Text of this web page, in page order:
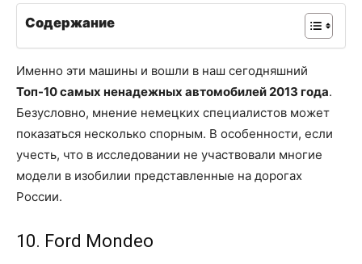
Содержание
Именно эти машины и вошли в наш сегодняшний
Топ-10 самых ненадежных автомобилей 2013 года.
Безусловно, мнение немецких специалистов может
показаться несколько спорным. В особенности, если
учесть, что в исследовании не участвовали многие
модели в изобилии представленные на дорогах
России.
10. Ford Mondeo